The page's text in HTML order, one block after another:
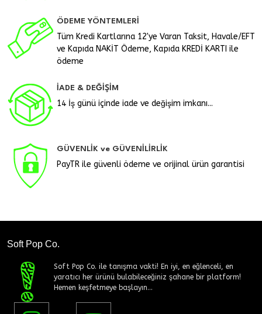
ÖDEME YÖNTEMLERİ
Tüm Kredi Kartlarına 12'ye Varan Taksit, Havale/EFT
ve Kapıda NAKİT Ödeme, Kapıda KREDİ KARTI ile
ödeme
İADE & DEĞİŞİM
14 İş günü içinde iade ve değişim imkanı...
GÜVENLİK ve GÜVENİLİRLİK
PayTR ile güvenli ödeme ve orijinal ürün garantisi
Soft Pop Co.
Soft Pop Co. ile tanışma vakti! En iyi, en eğlenceli, en
yaratıcı her ürünü bulabileceğiniz şahane bir platform!
Hemen keşfetmeye başlayın...